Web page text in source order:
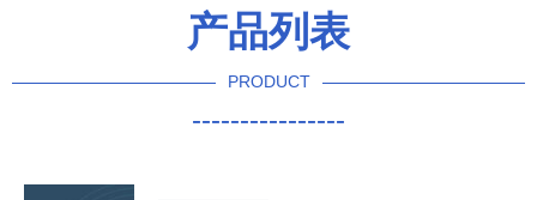
产品列表
PRODUCT
----------------